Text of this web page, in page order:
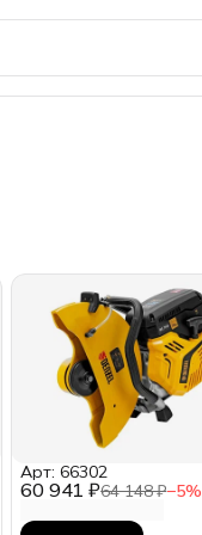
60 941 ₽64 148 ₽−5%
Арт: 66302